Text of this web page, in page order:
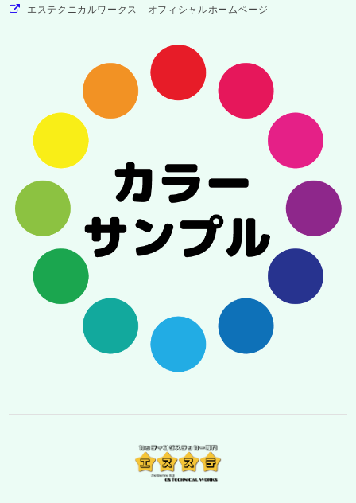
エステクニカルワークス オフィシャルホームページ